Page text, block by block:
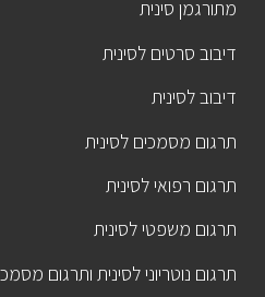
מתורגמן סינית
דיבוב סרטים לסינית
דיבוב לסינית
תרגום מסמכים לסינית
תרגום רפואי לסינית
תרגום משפטי לסינית
תרגום נוטריוני לסינית ותרגום